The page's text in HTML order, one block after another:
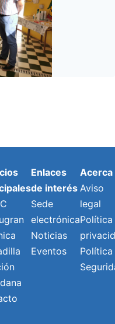
Enlaces
de interés
Sede
electrónica
Noticias
Eventos
Acerca
Aviso
legal
Política
Política